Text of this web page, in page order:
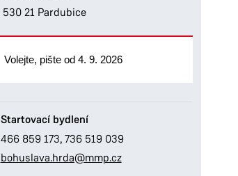
530 21 Pardubice
Volejte, pište od 4. 9. 2026
Startovací bydlení
466 859 173, 736 519 039
bohuslava.hrda@mmp.cz